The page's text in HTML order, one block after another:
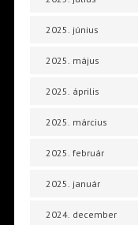
2025. június
2025. május
2025. április
2025. március
2025. február
2025. január
2024. december